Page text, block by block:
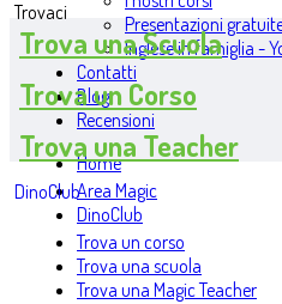
Presentazioni
Inglese in famiglia -
Contatti
Blog
Recensioni
Home
Area Magic
DinoClub
Trova un corso
Trova una scuola
Trova una Magic Teacher
Trovaci
Trova una Scuola
Trova un Corso
Trova una Teacher
DinoClub